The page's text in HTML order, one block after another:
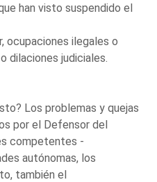
han visto suspendido el
ocupaciones ilegales o
dilaciones judiciales.
Los problemas y quejas
por el Defensor del
competentes -
autónomas, los
también el